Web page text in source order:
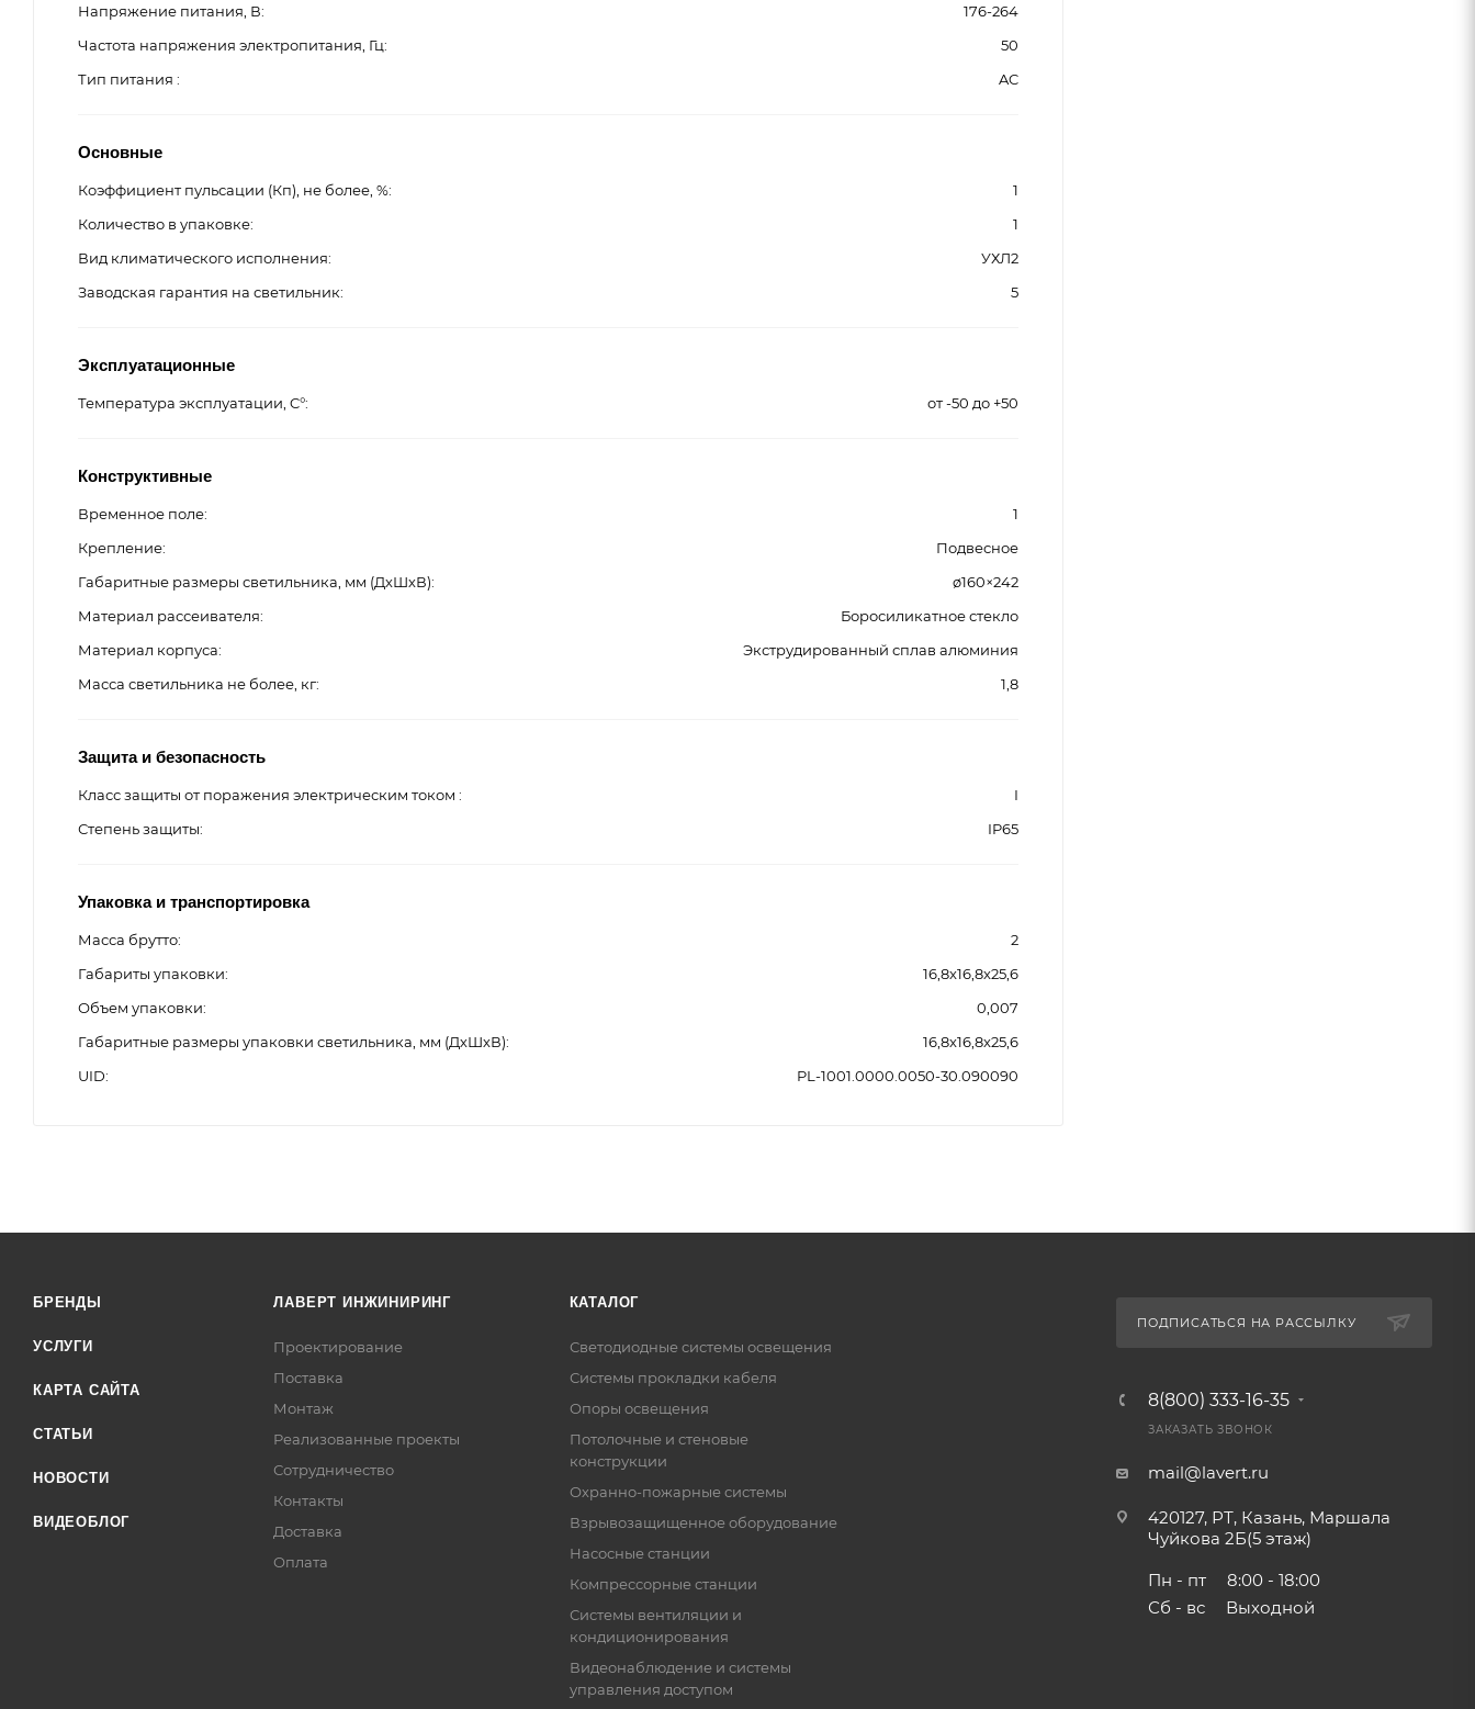
Напряжение питания, В
176-264
Частота напряжения электропитания, Гц
50
Тип питания
AC
Основные
Коэффициент пульсации (Кп), не более, %
1
Количество в упаковке
1
Вид климатического исполнения
УХЛ2
Заводская гарантия на светильник
5
Эксплуатационные
Температура эксплуатации, C° от -50 до +50
Конструктивные
Временное поле
1
Крепление
Подвесное
Габаритные размеры светильника, мм (ДхШхВ)
ø160×242
Материал рассеивателя
Боросиликатное стекло
Материал корпуса
Экструдированный сплав алюминия
Масса светильника не более, кг
1,8
Защита и безопасность
Класс защиты от поражения электрическим током
I
Степень защиты
IP65
Упаковка и транспортировка
Масса брутто
2
Габариты упаковки
16,8x16,8x25,6
Объем упаковки
0,007
Габаритные размеры упаковки светильника, мм (ДхШхВ)
16,8x16,8x25,6
UID
PL-1001.0000.0050-30.090090
БРЕНДЫ
УСЛУГИ
КАРТА САЙТА
СТАТЬИ
НОВОСТИ
ВИДЕОБЛОГ
ЛАВЕРТ ИНЖИНИРИНГ
Проектирование
Поставка
Монтаж
Реализованные проекты
Сотрудничество
Контакты
Доставка
Оплата
КАТАЛОГ
Светодиодные системы освещения
Системы прокладки кабеля
Опоры освещения
Потолочные и стеновые
конструкции
Охранно-пожарные системы
Взрывозащищенное оборудование
Насосные станции
Компрессорные станции
Системы вентиляции и
кондиционирования
Видеонаблюдение и системы
управления доступом
ПОДПИСАТЬСЯ НА РАССЫЛКУ
8(800) 333-16-35
ЗАКАЗАТЬ ЗВОНОК
mail@lavert.ru
420127, РТ, Казань, Маршала
Чуйкова 2Б(5 этаж)
Пн - пт
8:00 - 18:00
Сб - вс
Выходной